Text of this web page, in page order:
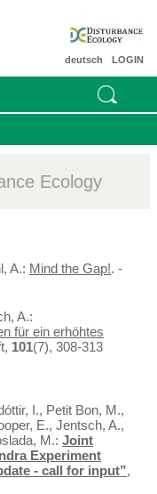
LOGIN
deutsch
Ecology
A.: Mind the Gap!. -
A.:
für ein erhöhtes
101(7), 308-313
I., Petit Bon, M.,
E., Jentsch, A.,
M.: Joint
Experiment
- call for input”,